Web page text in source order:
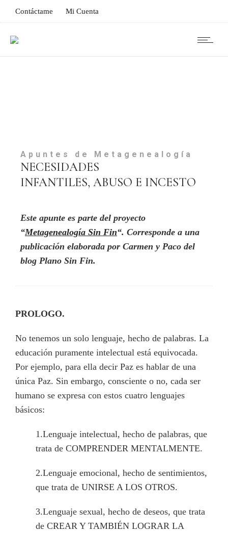
Contáctame Mi Cuenta
Apuntes de Metagenealogía
NECESIDADES
INFANTILES, ABUSO E INCESTO
Este apunte es parte del proyecto
“Metagenealogía Sin Fin“. Corresponde a una
publicación elaborada por Carmen y Paco del
blog Plano Sin Fin.
PROLOGO.
No tenemos un solo lenguaje, hecho de palabras. La
educación puramente intelectual está equivocada.
Por ejemplo, para ella decir Paz es hablar de una
única Paz. Sin embargo, consciente o no, cada ser
humano se expresa con estos cuatro lenguajes
básicos:
1.Lenguaje intelectual, hecho de palabras, que
trata de COMPRENDER MENTALMENTE.
2.Lenguaje emocional, hecho de sentimientos,
que trata de UNIRSE A LOS OTROS.
3.Lenguaje sexual, hecho de deseos, que trata
de CREAR Y TAMBIÉN LOGRAR LA